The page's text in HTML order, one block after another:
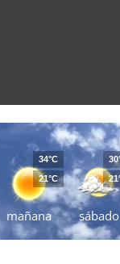
mañana
34°C
21°C
sábado